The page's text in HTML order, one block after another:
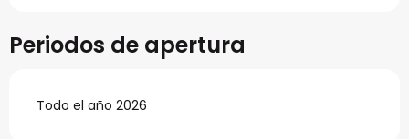
Periodos de apertura
Todo el año 2026